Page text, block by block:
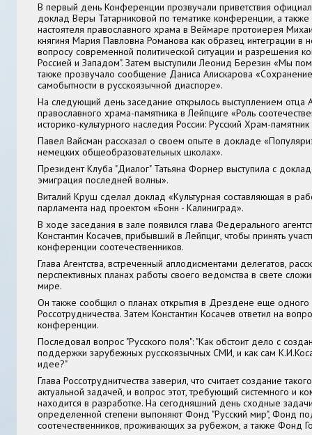
В первый день Конференции прозвучали приветствия
доклад Веры Татарниковой по тематике конференции, а также
настоятеля православного храма в Веймаре протоиерея
княгиня Мария Павловна Романова как образец интеграции в
вопросу современной политической ситуации и разрешения
Россией и Западом". Затем выступили Леонид Березин «Мы
также прозвучало сообщение Даниса Алискарова «Сохранение
самобытности в русскоязычной диаспоре».
На следующий день заседание открылось выступлением отца
православного храма-памятника в Лейпциге «Роль
историко-культурного наследия России: Русский Храм-
Павел Вайсман рассказал о своем опыте в докладе
немецких общеобразовательных школах».
Президент Клуба "Диалог" Татьяна Форнер выступила с
эмиграция последней волны».
Виталий Круш сделал доклад «Культурная составляющая в
парламента над проектом «Бонн - Калиниград».
В ходе заседания в зале появился глава Федерального
Константин Косачев, прибывший в Лейпциг, чтобы принять
конференции соотечественников.
Глава Агентства, встреченный аплодисментами делегатов,
перспективных планах работы своего ведомства в свете
мире.
Он также сообщил о планах открытия в Дрездене еще одного
Россотрудничества. Затем Константин Косачев ответил на
конференции.
Последовал вопрос "Русского поля": "Как обстоит дело с
поддержки зарубежных русскоязычных СМИ, и как сам
идее?"
Глава Россотруднитчества заверил, что считает создание
актуальной задачей, и вопрос этот, требующий системного и
находится в разработке. На сегодняшний день сходные
определенной степени выпоняют Фонд "Русский мир", Фонд
соотечественников, проживающих за рубежом, а также Фонд